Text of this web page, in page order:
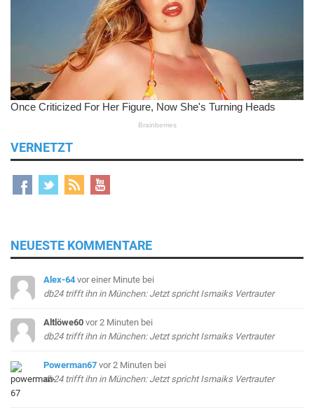
VERNETZT
NEUESTE KOMMENTARE
Alex-64 vor einer Minute bei
db24 trifft ihn in München: Jetzt spricht Ismaiks Vertrauter
Altlöwe60 vor 2 Minuten bei
db24 trifft ihn in München: Jetzt spricht Ismaiks Vertrauter
Powerman67 vor 2 Minuten bei
db24 trifft ihn in München: Jetzt spricht Ismaiks Vertrauter